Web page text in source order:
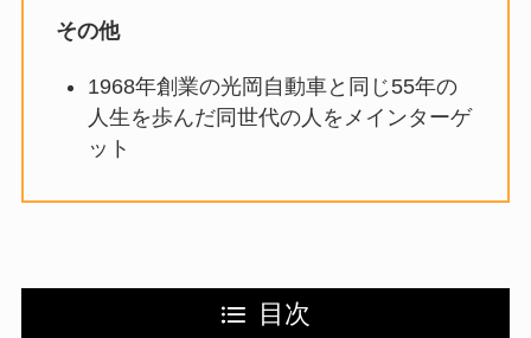
その他
1968年創業の光岡自動車と同じ55年の
人生を歩んだ同世代の人をメインターゲ
ット
目次